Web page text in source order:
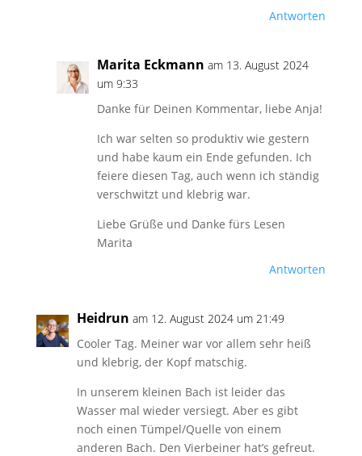
Antworten
Marita Eckmann am 13. August 2024
um 9:33
Danke für Deinen Kommentar, liebe Anja!
Ich war selten so produktiv wie gestern
und habe kaum ein Ende gefunden. Ich
feiere diesen Tag, auch wenn ich ständig
verschwitzt und klebrig war.
Liebe Grüße und Danke fürs Lesen
Marita
Antworten
Heidrun am 12. August 2024 um 21:49
Cooler Tag. Meiner war vor allem sehr heiß
und klebrig, der Kopf matschig.
In unserem kleinen Bach ist leider das
Wasser mal wieder versiegt. Aber es gibt
noch einen Tümpel/Quelle von einem
anderen Bach. Den Vierbeiner hat’s gefreut.